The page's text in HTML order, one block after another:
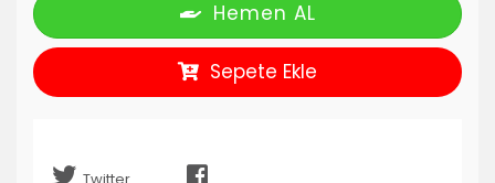
Hemen AL
Sepete Ekle